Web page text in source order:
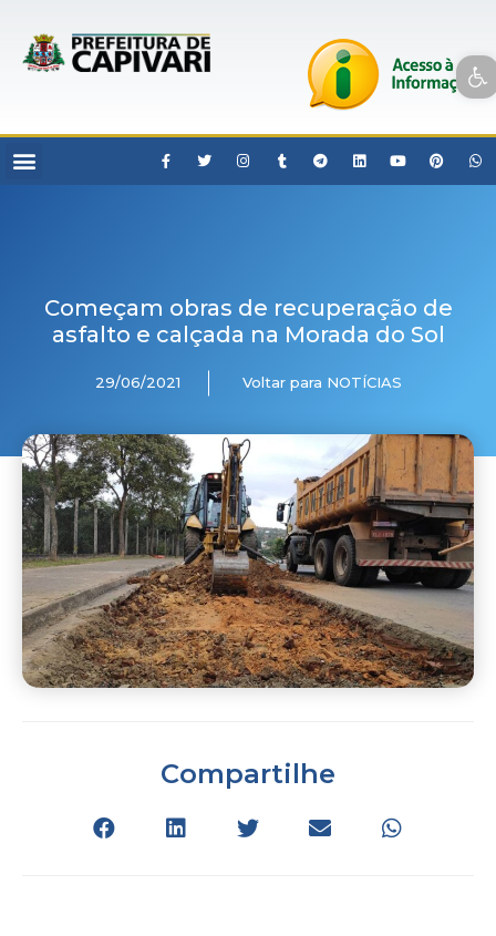
Open toolbar
Começam obras de recuperação de
asfalto e calçada na Morada do Sol
29/06/2021 Voltar para NOTÍCIAS
Compartilhe